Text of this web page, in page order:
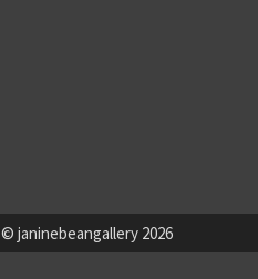
© janinebeangallery 2026